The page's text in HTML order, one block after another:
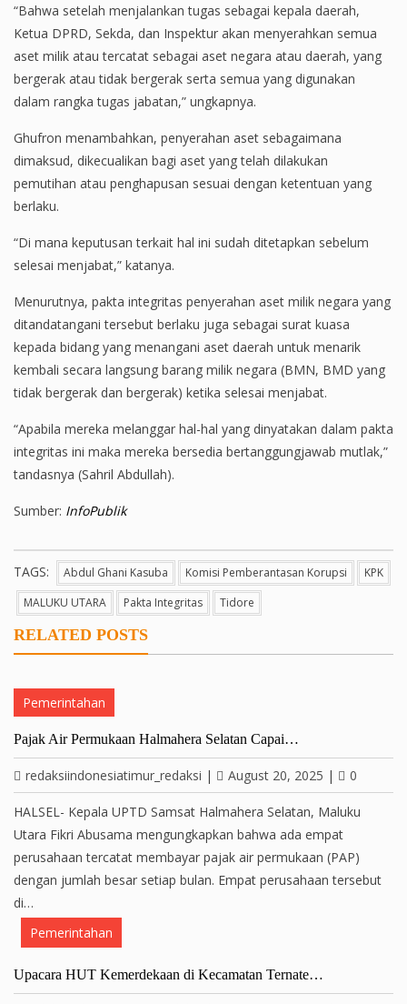
“Bahwa setelah menjalankan tugas sebagai kepala daerah,
Ketua DPRD, Sekda, dan Inspektur akan menyerahkan semua
aset milik atau tercatat sebagai aset negara atau daerah, yang
bergerak atau tidak bergerak serta semua yang digunakan
dalam rangka tugas jabatan,” ungkapnya.
Ghufron menambahkan, penyerahan aset sebagaimana
dimaksud, dikecualikan bagi aset yang telah dilakukan
pemutihan atau penghapusan sesuai dengan ketentuan yang
berlaku.
“Di mana keputusan terkait hal ini sudah ditetapkan sebelum
selesai menjabat,” katanya.
Menurutnya, pakta integritas penyerahan aset milik negara yang
ditandatangani tersebut berlaku juga sebagai surat kuasa
kepada bidang yang menangani aset daerah untuk menarik
kembali secara langsung barang milik negara (BMN, BMD yang
tidak bergerak dan bergerak) ketika selesai menjabat.
“Apabila mereka melanggar hal-hal yang dinyatakan dalam pakta
integritas ini maka mereka bersedia bertanggungjawab mutlak,”
tandasnya (Sahril Abdullah).
Sumber: InfoPublik
TAGS: Abdul Ghani Kasuba Komisi Pemberantasan Korupsi
KPK
MALUKU UTARA
Pakta Integritas Tidore
RELATED POSTS
Pemerintahan
Pajak Air Permukaan Halmahera Selatan Capai…
redaksiindonesiatimur_redaksi | August 20, 2025 | 0
HALSEL- Kepala UPTD Samsat Halmahera Selatan, Maluku
Utara Fikri Abusama mengungkapkan bahwa ada empat
perusahaan tercatat membayar pajak air permukaan (PAP)
dengan jumlah besar setiap bulan. Empat perusahaan tersebut
di…
Pemerintahan
Upacara HUT Kemerdekaan di Kecamatan Ternate…